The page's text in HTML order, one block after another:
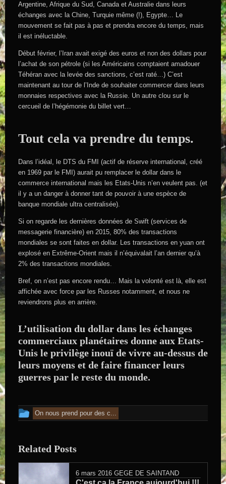
Argentine, Afrique du Sud, Canada et Australie dans leurs
échanges avec la Chine, Turquie même (!), Egypte… Le
mouvement se fait pas à pas et prendra encore du temps, mais
il est inéluctable.
Début février, l’Iran avait exigé des euros et non des dollars pour
l’achat de son pétrole (si les Américains comptaient amadouer
Téhéran avec la levée des sanctions, c’est raté…) C’est
maintenant au tour de l’Inde de souhaiter commercer dans leurs
monnaies respectives avec la Russie. Un autre clou sur le
cercueil de l’hégémonie du billet vert…
Tout cela va prendre du temps.
Dans l’idéal, le DTS du FMI (actif de réserve international, créé
en 1969 par le FMI) aurait pu remplacer le dollar dans le
commerce international mais les Etats-Unis n’en veulent pas. (et
il y a un danger à donner tant de pouvoir à une espèce de
banque mondiale ultra centralisée).
Si on regarde les dernières données de Swift (services de
messagerie financière) en 2015, 80% des transactions
mondiales se sont faites en dollar. Les transactions en yuan ont
explosé en Extrême-Orient mais il n’équivalait l’an dernier qu’à
2% des transactions mondiales.
Bref, on n’est pas encore rendu… Mais la volonté est là, elle est
affichée avec force par les Russes notamment, et nous ne
reviendrons plus en arrière.
L’utilisation du dollar dans les échanges
commerciaux planétaires donne aux Etats-
Unis le privilège inouï de vivre au-dessus de
leurs moyens et de faire financer leurs
guerres par le reste du monde.
Cet article a été publié dans
On nous prend pour des c...
Related Posts
6 mars 2016 GEGE DE SAINTAND